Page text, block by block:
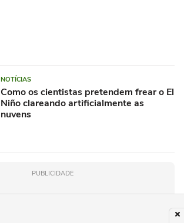
NOTÍCIAS
Como os cientistas pretendem frear o El
Niño clareando artificialmente as
nuvens
PUBLICIDADE